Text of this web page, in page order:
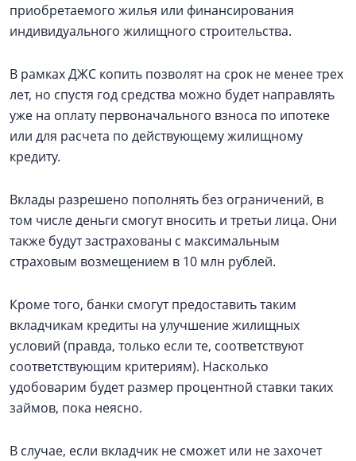
приобретаемого жилья или финансирования
индивидуального жилищного строительства.
В рамках ДЖС копить позволят на срок не менее трех
лет, но спустя год средства можно будет направлять
уже на оплату первоначального взноса по ипотеке
или для расчета по действующему жилищному
кредиту.
Вклады разрешено пополнять без ограничений, в
том числе деньги смогут вносить и третьи лица. Они
также будут застрахованы с максимальным
страховым возмещением в 10 млн рублей.
Кроме того, банки смогут предоставить таким
вкладчикам кредиты на улучшение жилищных
условий (правда, только если те, соответствуют
соответствующим критериям). Насколько
удобоварим будет размер процентной ставки таких
займов, пока неясно.
В случае, если вкладчик не сможет или не захочет